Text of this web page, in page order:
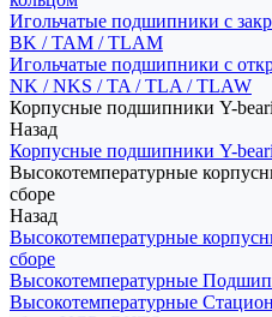
Игольчатые подшипники с
BK / TAM / TLAM
Игольчатые подшипники с
NK / NKS / TA / TLA / TLAW
Корпусные подшипники Y-
Назад
Корпусные подшипники Y-
Высокотемпературные
сборе
Назад
Высокотемпературные
сборе
Высокотемпературные
Высокотемпературные